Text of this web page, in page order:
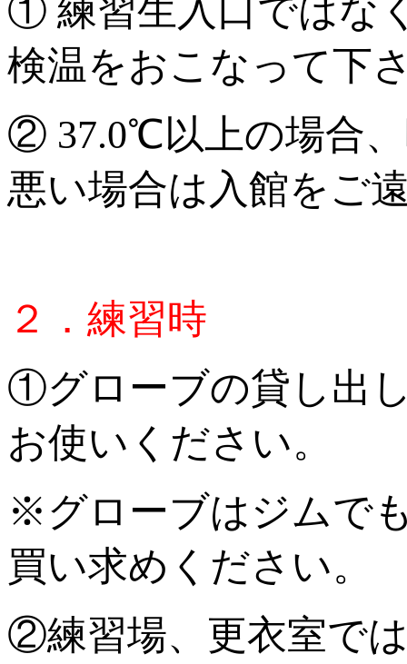
① 練習生入口ではな
検温をおこなって下
② 37.0℃以上の場合
悪い場合は入館をご
２．練習時
①グローブの貸し出
お使いください。
※グローブはジムで
買い求めください。
②練習場、更衣室で